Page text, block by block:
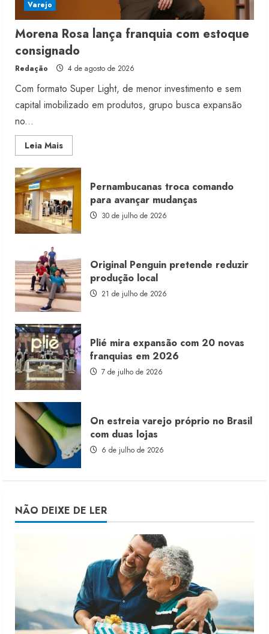
Varejo
Morena Rosa lança franquia com estoque
consignado
Redação 4 de agosto de 2026
Com formato Super Light, de menor investimento e sem
capital imobilizado em produtos, grupo busca expansão
no...
Leia MaisRead
more
Morena
Rosa
lança
franquia
com
estoque
consignado
Pernambucanas troca comando
para avançar mudanças
30 de julho de 2026
Original Penguin pretende reduzir
produção local
21 de julho de 2026
Plié mira expansão com 20 novas
franquias em 2026
7 de julho de 2026
On estreia varejo próprio no Brasil
com duas lojas
6 de julho de 2026
NÃO DEIXE DE LER